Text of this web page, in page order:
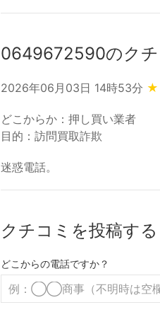
0649672590のク
2026年06月03日 14時53分 ★
どこからか：押し買い業者
目的：訪問買取詐欺
迷惑電話。
クチコミを投稿する
どこからの電話ですか？